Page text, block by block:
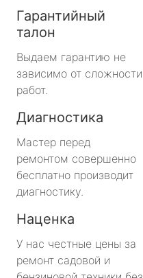
Гарантийный
талон
Выдаем гарантию не
зависимо от сложности
работ.
Диагностика
Мастер перед
ремонтом совершенно
бесплатно производит
диагностику.
Наценка
У нас честные цены за
ремонт садовой и